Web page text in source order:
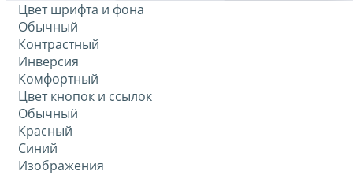
Цвет шрифта и фона
Обычный
Контрастный
Инверсия
Комфортный
Цвет кнопок и ссылок
Обычный
Красный
Синий
Изображения